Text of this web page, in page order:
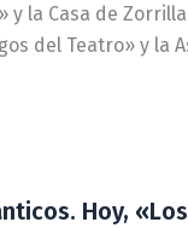
la Casa de
del Teatro» y la
Hoy,